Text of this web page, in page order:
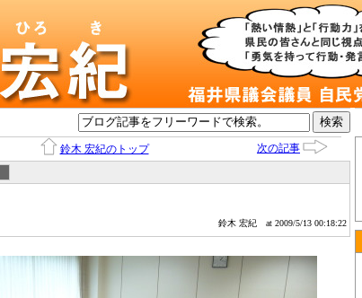
鈴木 宏紀のトップ
次の記事
鈴木 宏紀 at 2009/5/13 00:18:22